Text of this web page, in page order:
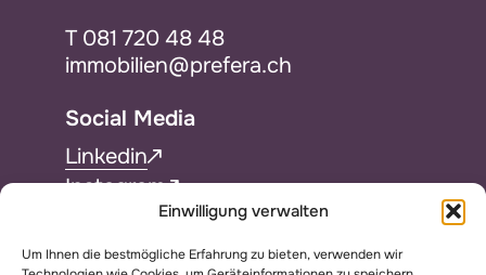
Einwilligung verwalten
Um Ihnen die bestmögliche Erfahrung zu bieten, verwenden wir
T 081 720 48 48
immobilien@prefera.ch
Social Media
Linkedin
Instagram
Facebook